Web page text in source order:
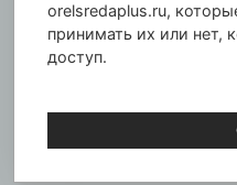
информационных
коммуникаций по
Главный редактор:
orelsredaplus.ru,
принимать их или нет,
доступ.